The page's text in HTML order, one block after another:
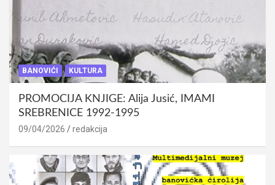
BANOVIĆI KULTURA
PROMOCIJA KNJIGE: Alija Jusić, IMAMI
SREBRENICE 1992-1995
09/04/2026 redakcija